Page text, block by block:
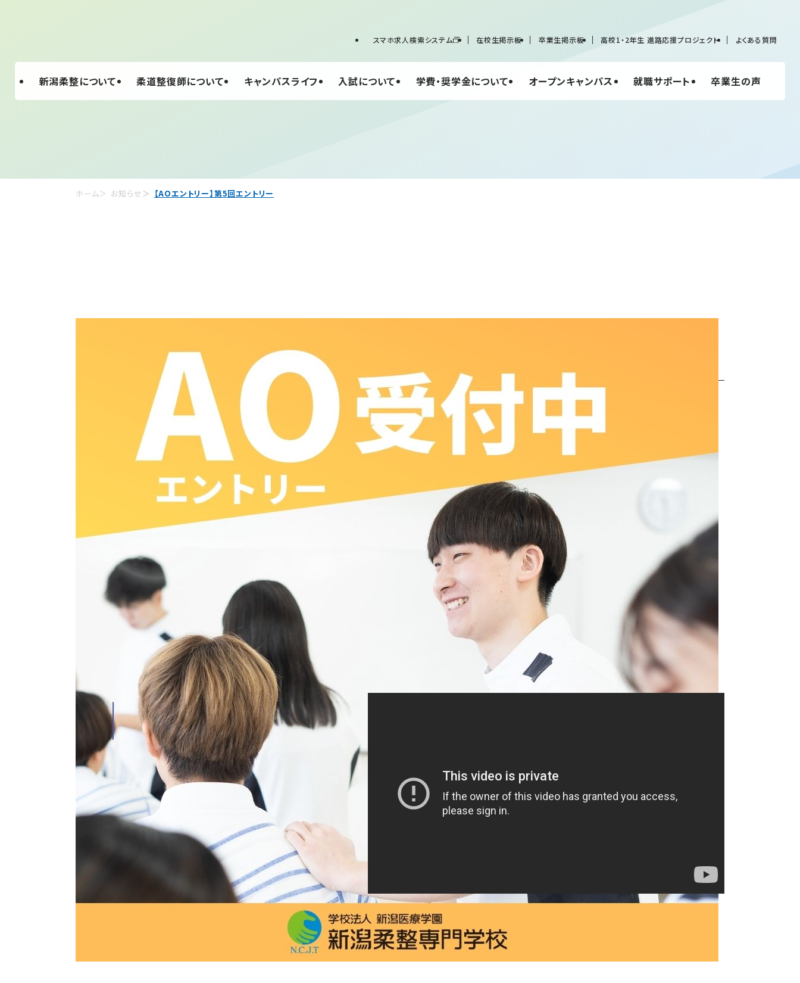
スマホ求人検索システム 在校生掲示板 卒業生掲示板 高校1・2年生 進路応援プロジェクト よくある質問
新潟柔整について 柔道整復師について キャンパスライフ 入試について 学費・奨学金について オープンキャンパス 就職サポート 卒業生の声
ホーム お知らせ 【AOエントリー】第5回エントリー
2025年4月入学生
第5回 9/2(月)～AOエントリー受付開始
受付期間：9/2(月)～9/12(木)
試験日：9/15(日)
AO入試出願許可通知：面接日より10日以内
■AO入試の流れ
①オープンキャンパスに参加する
②AOエントリー出願書類を提出
③AOエントリー面接（面接後、AO入試出願資格が認められた者には「AO資格取得
AOエントリーのその他の日程詳細は
または、2025年4月入学生用の募集要項